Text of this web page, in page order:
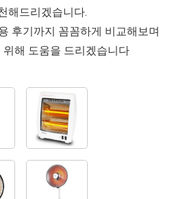
해드리겠습니다.
후기까지 꼼꼼하게 비교해보며
해 도움을 드리겠습니다